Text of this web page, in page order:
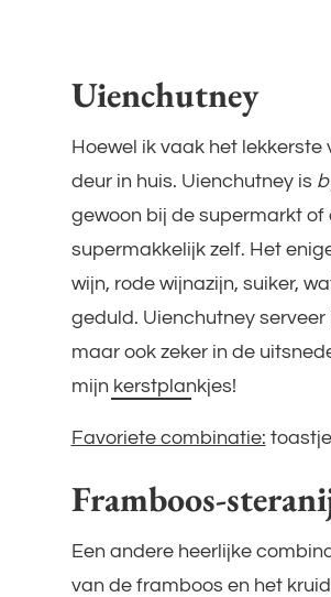
Uienchutney
Hoewel ik vaak het
deur in huis. Uienchutney is
gewoon bij de supermarkt
supermakkelijk zelf. Het
wijn, rode wijnazijn, suiker,
geduld. Uienchutney
maar ook zeker in de
mijn kerstplankjes!
Favoriete combinatie:
Framboos-
Een andere heerlijke
van de framboos en het